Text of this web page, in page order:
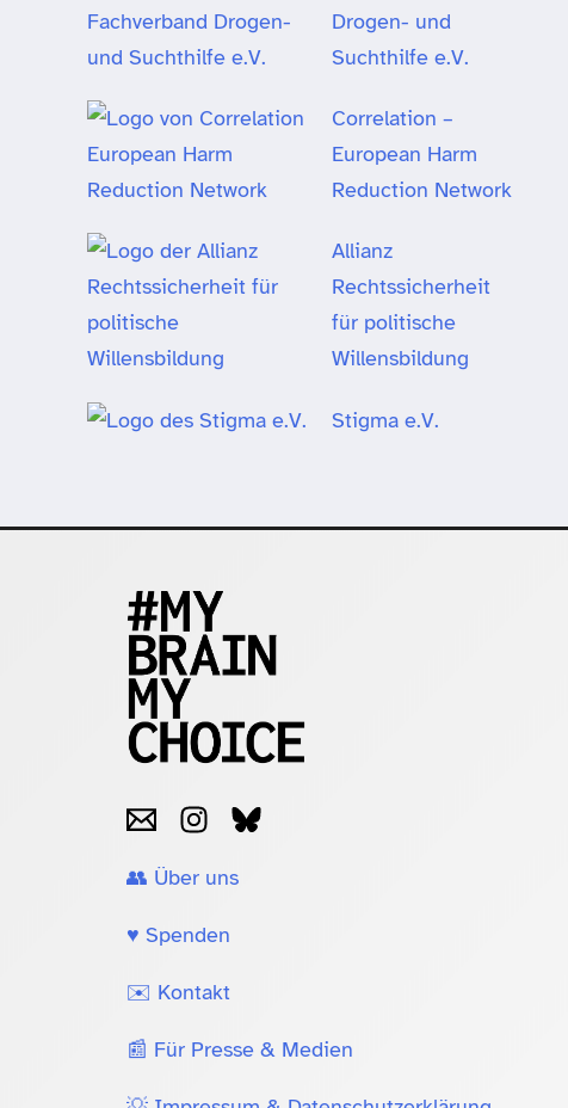
Drogen- und
Suchthilfe e.V.
Correlation –
European Harm
Reduction Network
Allianz
Rechtssicherheit
für politische
Willensbildung
Stigma e.V.
👥 Über uns
♥️ Spenden
✉️ Kontakt
📰 Für Presse & Medien